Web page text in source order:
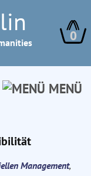
0
MENÜ
Management,